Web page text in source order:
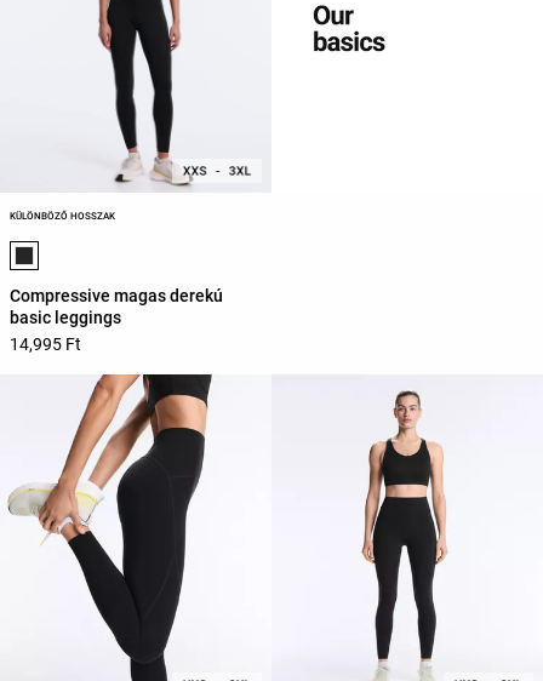
KÜLÖNBÖZŐ HOSSZAK
Termékszínek listája
Compressive magas derekú
basic leggings
14,995 Ft